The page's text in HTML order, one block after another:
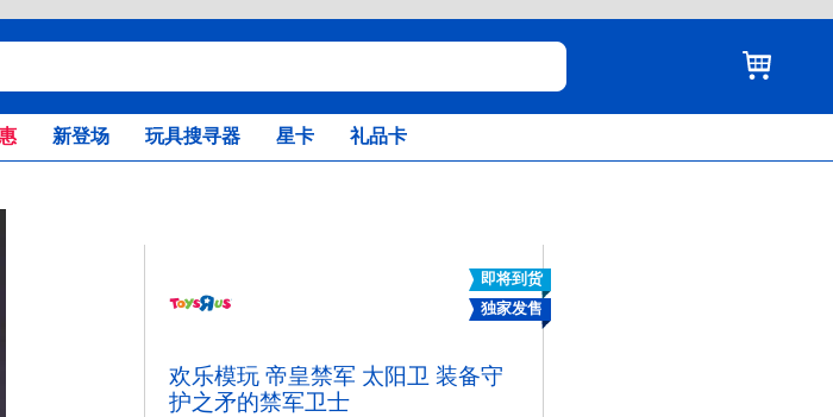
新登场 玩具搜寻器 星卡 礼品卡
即将到货
独家发售
欢乐模玩 帝皇禁军 太阳卫 装备守
护之矛的禁军卫士